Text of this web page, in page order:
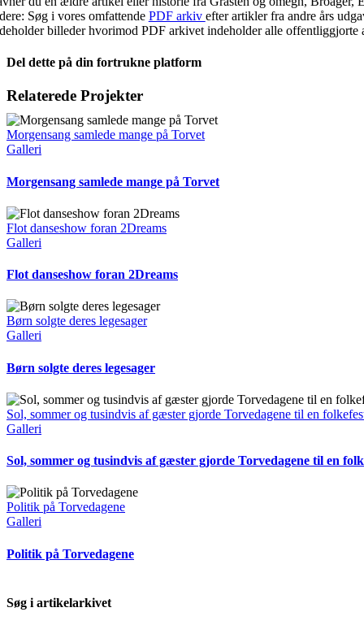
Søg i vores omfattende PDF arkiv efter artikler fra andre års
billeder hvorimod PDF arkivet indeholder alle offentliggjorte
Del dette på din fortrukne platform
Facebook
X
LinkedIn
E-
Relaterede Projekter
Morgensang samlede mange på Torvet
Galleri
Morgensang samlede mange på Torvet
Flot danseshow foran 2Dreams
Galleri
Flot danseshow foran 2Dreams
Børn solgte deres legesager
Galleri
Børn solgte deres legesager
Sol, sommer og tusindvis af gæster gjorde Torvedagene til en
Galleri
Sol, sommer og tusindvis af gæster gjorde Torvedagene til en
Politik på Torvedagene
Galleri
Politik på Torvedagene
Søg i artikelarkivet